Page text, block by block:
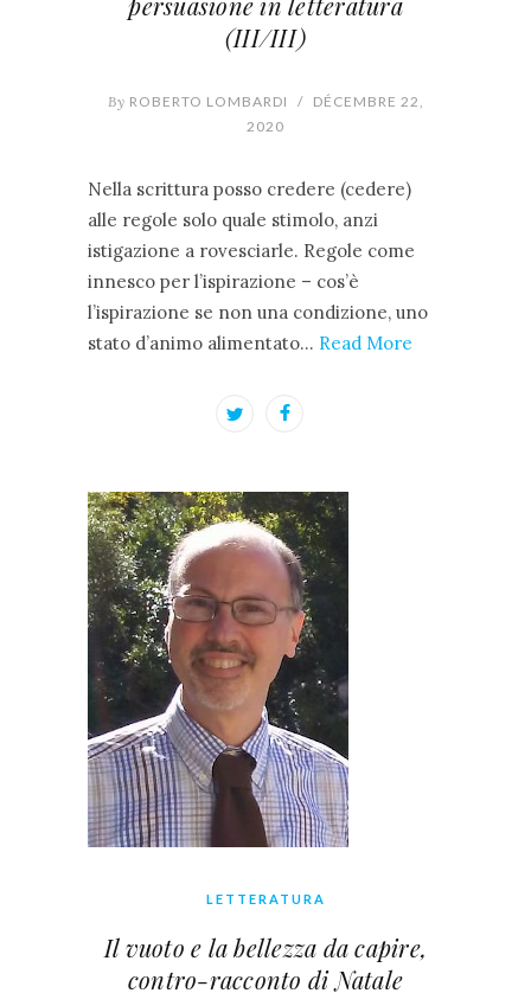
(III/III)
By ROBERTO LOMBARDI / DÉCEMBRE 22,
2020
Nella scrittura posso credere (cedere)
alle regole solo quale stimolo, anzi
istigazione a rovesciarle. Regole come
innesco per l’ispirazione – cos’è
l’ispirazione se non una condizione, uno
stato d’animo alimentato… Read More
LETTERATURA
Il vuoto e la bellezza da capire,
contro-racconto di Natale